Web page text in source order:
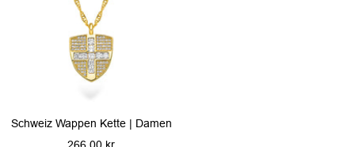
Schweiz Wappen Kette | Damen
Angebotspreis